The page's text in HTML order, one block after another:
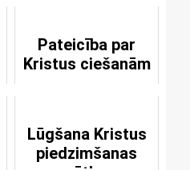
Pateicība par
Kristus ciešanām
Lūgšana Kristus
piedzimšanas